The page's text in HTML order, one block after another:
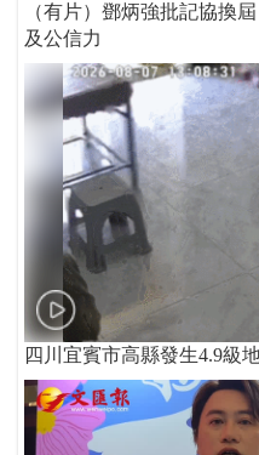
（有片）鄧炳強批記協換
及公信力
四川宜賓市高縣發生4.9